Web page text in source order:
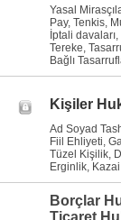
Yasal
Pay, Tenkis,
İptali
Tereke,
Bağlı
Kişiler
Ad Soyad
Fiil Ehliyeti,
Tüzel Kişilik,
Erginlik,
Borçlar